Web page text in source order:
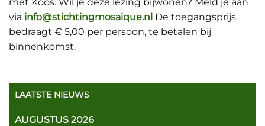
via info@stichtingmosaique.nl De toegangsprijs
bedraagt € 5,00 per persoon, te betalen bij
binnenkomst.
LAATSTE NIEUWS
AUGUSTUS 2026